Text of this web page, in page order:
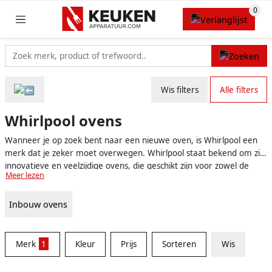
Wis filters Alle filters
Whirlpool ovens
Wanneer je op zoek bent naar een nieuwe oven, is Whirlpool een
merk dat je zeker moet overwegen. Whirlpool staat bekend om zijn
innovatieve en veelzijdige ovens, die geschikt zijn voor zowel de
beginnende als de ervaren thuiskok. In het assortiment van
functionaliteiten en designs, zodat er altijd wel een oven is die bij
Meer lezen
Inbouw ovens
Merk 1 Kleur Prijs Sorteren Wis